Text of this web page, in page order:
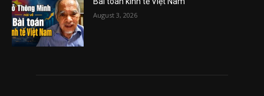
August 3, 2026